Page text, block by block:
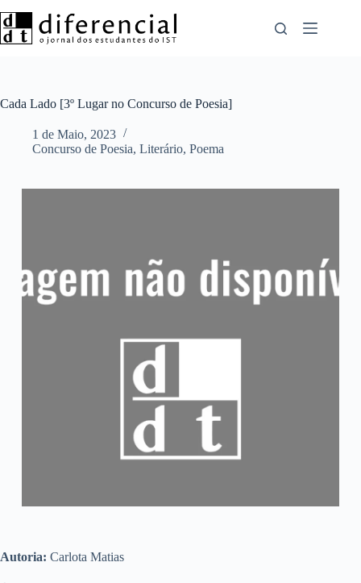
para
o
Cada Lado [3º Lugar no Concurso de Poesia]
1 de Maio, 2023
Concurso de Poesia, Literário, Poema
Autoria: Carlota Matias